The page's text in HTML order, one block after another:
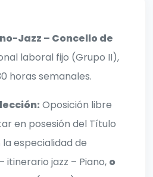
Jazz – Concello de
laboral fijo (Grupo II),
horas semanales.
Oposición libre
en posesión del Título
la especialidad de
jazz – Piano, o